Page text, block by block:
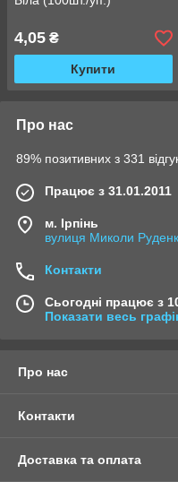
4,05 ₴
Купити
Про нас
89% позитивних з 331
Працює з 31.01.2011
м. Ірпінь
вулиця Миколи
Контакти
Сьогодні працює з
Показати весь
Про нас
Контакти
Доставка та оплата